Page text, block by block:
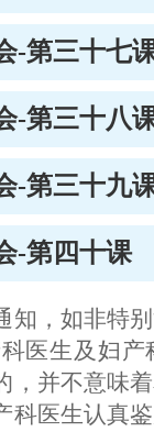
-第三十七
-第三十八
-第三十九
-第四十课
知，如非特
医生及妇
，并不意味
科医生认真